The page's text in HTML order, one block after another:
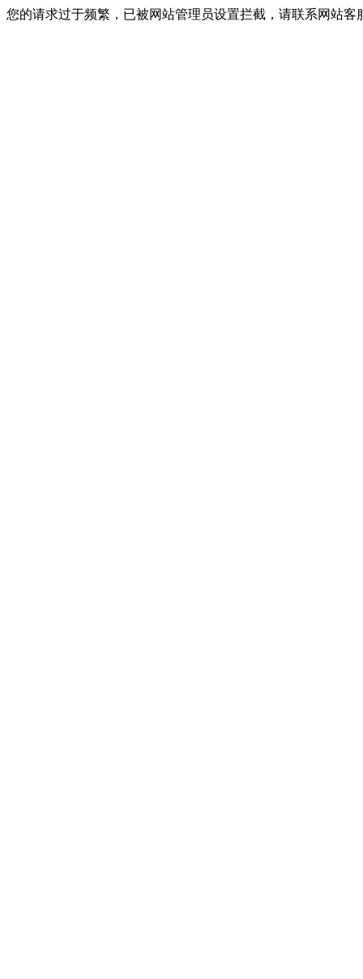
您的请求过于频繁，已被网站管理员设置拦截，请联系网站客